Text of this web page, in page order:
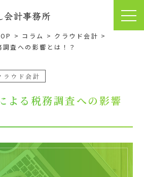
査への影響とは！？｜難波の税理士【山
ウド会計・相談無料
コラム
クラウド会計
査への影響とは！？
ラウド会計
よる税務調査への影響